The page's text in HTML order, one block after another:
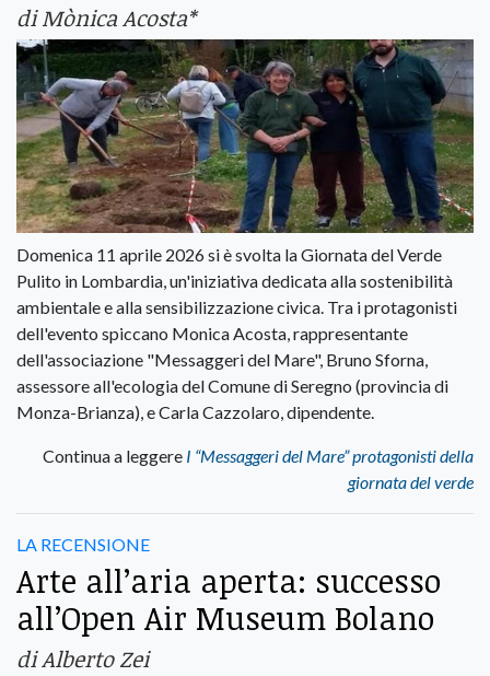
di Mònica Acosta*
Domenica 11 aprile 2026 si è svolta la Giornata del Verde
Pulito in Lombardia, un'iniziativa dedicata alla sostenibilità
ambientale e alla sensibilizzazione civica. Tra i protagonisti
dell'evento spiccano Monica Acosta, rappresentante
dell'associazione "Messaggeri del Mare", Bruno Sforna,
assessore all'ecologia del Comune di Seregno (provincia di
Monza-Brianza), e Carla Cazzolaro, dipendente.
Continua a leggere I “Messaggeri del Mare” protagonisti della
giornata del verde
LA RECENSIONE
Arte all’aria aperta: successo
all’Open Air Museum Bolano
di Alberto Zei